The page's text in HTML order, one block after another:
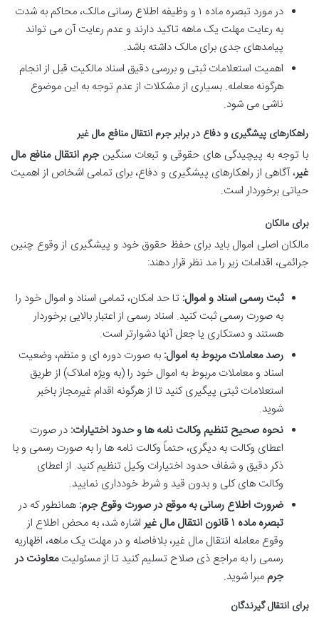
در مورد تبصره ماده ۱ و وظیفه اطلاع رسانی مالک، محاکم به شدت
به رعایت مهلت یک ماهه تاکید دارند و عدم رعایت آن می تواند
پیامدهای جدی برای مالک داشته باشد.
اهمیت استعلامات ثبتی و بررسی دقیق اسناد مالکیت قبل از انجام
هرگونه معامله. بسیاری از مشکلات از عدم توجه به این موضوع
ناشی می شود.
راهکارهای پیشگیری و دفاع در برابر جرم انتقال منافع مال غیر
با توجه به پیچیدگی های حقوقی و تبعات سنگینجرم انتقال منافع مال
غیر، آگاهی از راهکارهای پیشگیری و دفاع، برای تمامی اشخاص از اهمیت
حیاتی برخوردار است.
برای مالکان
مالکان اصلی اموال باید برای حفظ حقوق خود و پیشگیری از وقوع چنین
جرائمی، اقدامات زیر را مد نظر قرار دهند:
ثبت رسمی اسناد و اموال: تا حد امکان، تمامی اسناد و اموال خود را
به صورت رسمی ثبت کنید. اسناد رسمی از اعتبار بالایی برخوردار
هستند و دستکاری یا جعل آنها دشوارتر است.
رصد معاملات مربوط به اموال: به صورت دوره ای و منظم، وضعیت
اسناد و معاملات مربوط به اموال خود را (به ویژه املاک) از طریق
استعلامات ثبتی پیگیری کنید تا از هرگونه اقدام غیرمجاز باخبر
شوید.
نحوه صحیح تنظیم وکالت نامه ها و حدود اختیارات: در صورت
اعطای وکالت به دیگری، حتماً وکالت نامه ها را به صورت رسمی و با
ذکر دقیق و شفاف حدود اختیارات وکیل تنظیم کنید. از اعطای
وکالت های کلی و بدون قید و شرط خودداری نمایید.
ضرورت اطلاع رسانی به موقع در صورت وقوع جرم: همانطور که در
تبصره ماده ۱ قانون انتقال مال غیر
اشاره شد، به محض اطلاع از
وقوع معامله انتقال مال غیر، بلافاصله و در مهلت یک ماهه، اظهاریه
رسمی را به مراجع ذی صلاح تسلیم کنید تا از مسئولیتمعاونت در
جرم مبرا شوید.
برای انتقال گیرندگان